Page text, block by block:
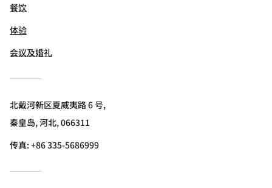
餐饮
体验
会议及婚礼
北戴河新区夏威夷路 6 号,
秦皇岛, 河北, 066311
传真:+86 335-5686999